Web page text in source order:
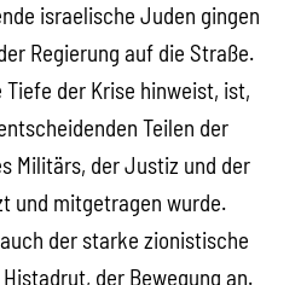
israelische Juden gingen
Regierung auf die Straße.
der Krise hinweist, ist,
Teilen der
Militärs, der Justiz und der
und mitgetragen wurde.
der starke zionistische
der Bewegung an.